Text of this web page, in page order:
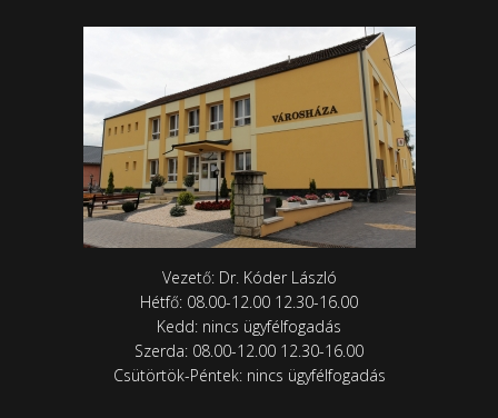
Vezető: Dr. Kóder László
Hétfő: 08.00-12.00 12.30-16.00
Kedd: nincs ügyfélfogadás
Szerda: 08.00-12.00 12.30-16.00
Csütörtök-Péntek: nincs ügyfélfogadás